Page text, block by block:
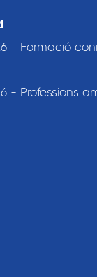
- Formació
- Professions